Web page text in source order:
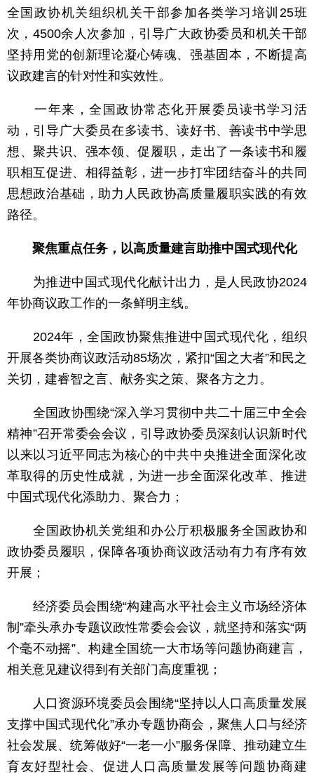
全国政协机关组织机关干部参加各类学习培训25班
次，4500余人次参加，引导广大政协委员和机关干部
坚持用党的创新理论凝心铸魂、强基固本，不断提高
议政建言的针对性和实效性。
一年来，全国政协常态化开展委员读书学习活
动，引导广大委员在多读书、读好书、善读书中学思
想、聚共识、强本领、促履职，走出了一条读书和履
职相互促进、相得益彰，进一步打牢团结奋斗的共同
思想政治基础，助力人民政协高质量履职实践的有效
路径。
聚焦重点任务，以高质量建言助推中国式现代化
为推进中国式现代化献计出力，是人民政协2024
年协商议政工作的一条鲜明主线。
2024年，全国政协聚焦推进中国式现代化，组织
开展各类协商议政活动85场次，紧扣“国之大者”和民之
关切，建睿智之言、献务实之策、聚各方之力。
全国政协围绕“深入学习贯彻中共二十届三中全会
精神”召开常委会会议，引导政协委员深刻认识新时代
以来以习近平同志为核心的中共中央推进全面深化改
革取得的历史性成就，为进一步全面深化改革、推进
中国式现代化添助力、聚合力；
全国政协机关党组和办公厅积极服务全国政协和
政协委员履职，保障各项协商议政活动有力有序有效
开展；
经济委员会围绕“构建高水平社会主义市场经济体
制”牵头承办专题议政性常委会会议，就坚持和落实“两
个毫不动摇”、构建全国统一大市场等问题协商建言，
相关意见建议得到有关部门高度重视；
人口资源环境委员会围绕“坚持以人口高质量发展
支撑中国式现代化”承办专题协商会，聚焦人口与经济
社会发展、统筹做好“一老一小”服务保障、推动建立生
育友好型社会、促进人口高质量发展等问题协商建